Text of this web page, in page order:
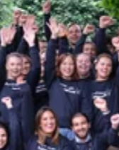
år i rad.
I världen är vi 50 000
Sverige. Våra kontor
Östersund.
Vi tror på trivsel,
proaktivitet och
schyssta villkor, ett
goda möjligheter till